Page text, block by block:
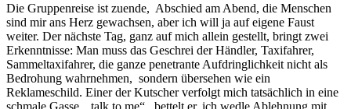
Die Gruppenreise ist zuende, Abschied am Abend, die Menschen
sind mir ans Herz gewachsen, aber ich will ja auf eigene Faust
weiter. Der nächste Tag, ganz auf mich allein gestellt, bringt zwei
Erkenntnisse: Man muss das Geschrei der Händler, Taxifahrer,
Sammeltaxifahrer, die ganze penetrante Aufdringlichkeit nicht als
Bedrohung wahrnehmen, sondern übersehen wie ein
Reklameschild. Einer der Kutscher verfolgt mich tatsächlich in eine
schmale Gasse, „talk to me“, bettelt er, ich wedle Ablehnung mit